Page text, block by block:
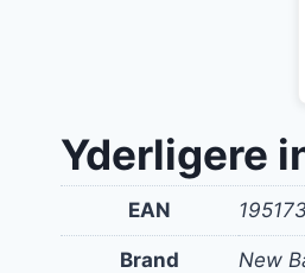
Yderligere
EAN
Brand New